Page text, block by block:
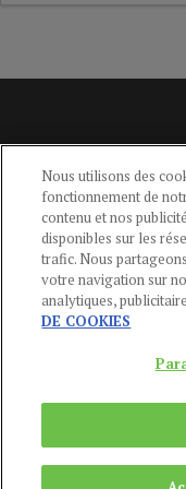
CGU-POLITIQUE DE
Du
Nous utilisons des
fonctionnement de
contenu et nos
disponibles sur les
trafic. Nous
votre navigation sur
analytiques,
DE COOKIES